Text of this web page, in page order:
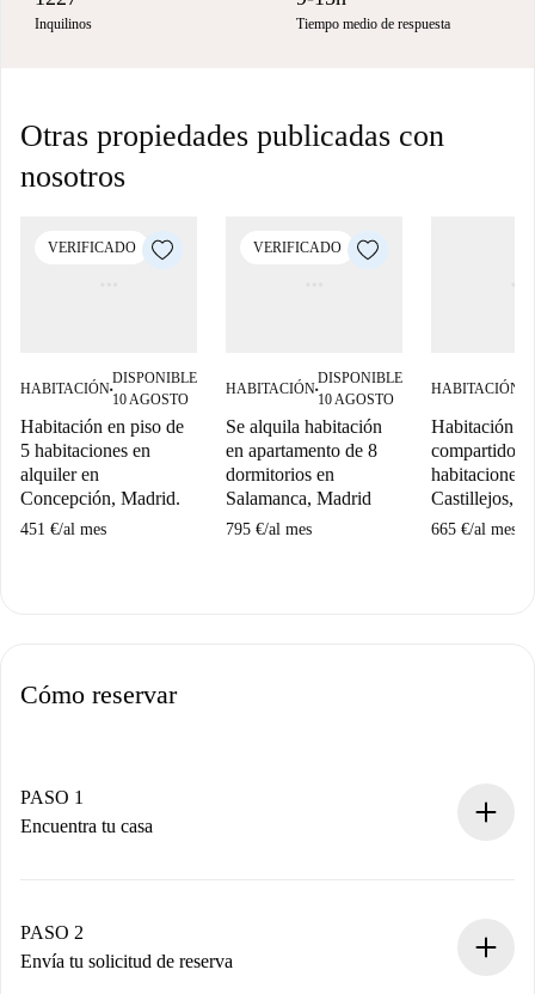
Inquilinos Tiempo medio de respuesta
Otras propiedades publicadas con
nosotros
VERIFICADO
HABITACIÓN■
DISPONIBLE
10 AGOSTO
Habitación en piso de
5 habitaciones en
alquiler en
Concepción, Madrid.
451 €/al mes
VERIFICADO
HABITACIÓN■
DISPONIBLE
10 AGOSTO
Se alquila habitación
en apartamento de 8
dormitorios en
Salamanca, Madrid
795 €/al mes
HABITACIÓN
Habitación
compartido
habitaciones
Castillejos,
665 €/al mes
Cómo reservar
PASO 1
Encuentra tu casa
Tienes toda la información necesaria por adelantado.
PASO 2
Envía tu solicitud de reserva